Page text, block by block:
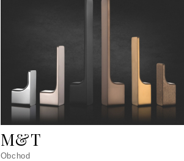
M&T
Obchod